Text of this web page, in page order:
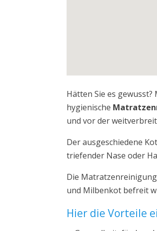
Hätten Sie es
hygienische
und vor der
Der ausgeschiedene
triefender Nase oder
Die
und Milbenkot befreit
Hier die Vorteile